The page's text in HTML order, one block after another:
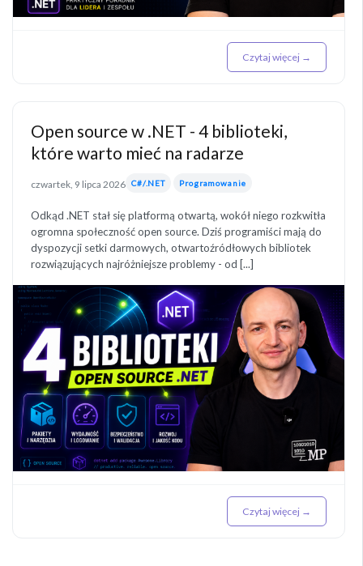
Czytaj więcej →
Open source w .NET - 4 biblioteki,
które warto mieć na radarze
czwartek, 9 lipca 2026 C#/.NET Programowanie
Odkąd .NET stał się platformą otwartą, wokół niego rozkwitła
ogromna społeczność open source. Dziś programiści mają do
dyspozycji setki darmowych, otwartoźródłowych bibliotek
rozwiązujących najróżniejsze problemy - od [...]
Czytaj więcej →